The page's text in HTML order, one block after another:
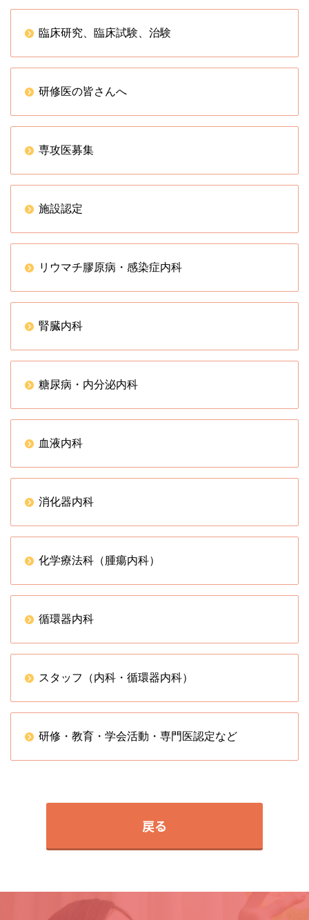
臨床研究、臨床試験、治験
研修医の皆さんへ
専攻医募集
施設認定
リウマチ膠原病・感染症内科
腎臓内科
糖尿病・内分泌内科
血液内科
消化器内科
化学療法科（腫瘍内科）
循環器内科
スタッフ（内科・循環器内科）
研修・教育・学会活動・専門医認定など
戻る